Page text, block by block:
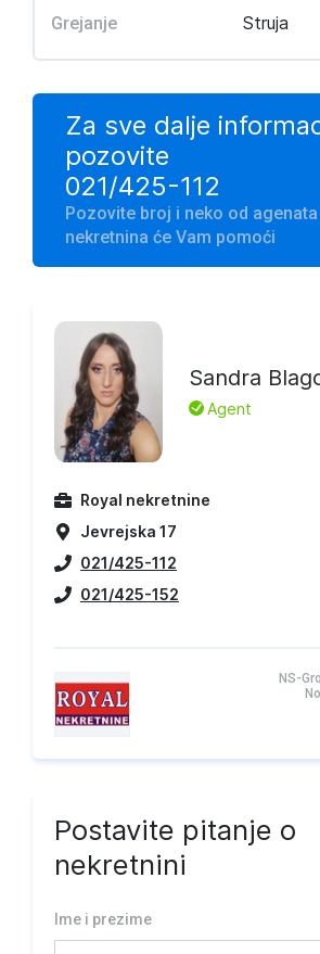
Grejanje Struja
Za sve dalje
pozovite
021/425-112
Pozovite broj i neko od
nekretnina će Vam pomoći
Sandra
L Agent
Royal nekretnine
Jevrejska 17
021/425-112
021/425-152
NS-
Postavite pitanje o
nekretnini
Ime i prezime